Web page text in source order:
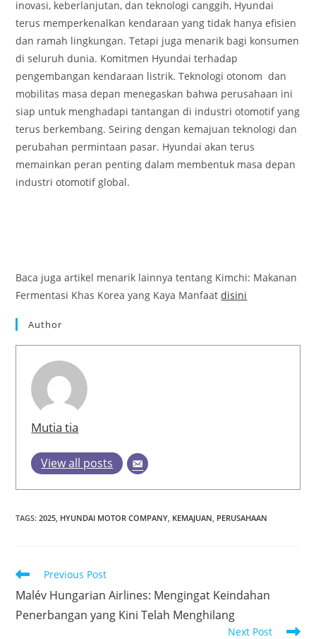
inovasi, keberlanjutan, dan teknologi canggih, Hyundai
terus memperkenalkan kendaraan yang tidak hanya efisien
dan ramah lingkungan. Tetapi juga menarik bagi konsumen
di seluruh dunia. Komitmen Hyundai terhadap
pengembangan kendaraan listrik. Teknologi otonom dan
mobilitas masa depan menegaskan bahwa perusahaan ini
siap untuk menghadapi tantangan di industri otomotif yang
terus berkembang. Seiring dengan kemajuan teknologi dan
perubahan permintaan pasar. Hyundai akan terus
memainkan peran penting dalam membentuk masa depan
industri otomotif global.
Baca juga artikel menarik lainnya tentang Kimchi: Makanan
Fermentasi Khas Korea yang Kaya Manfaatdisini
Author
Mutia tia
View all posts
TAGS:2025, HYUNDAI MOTOR COMPANY, KEMAJUAN, PERUSAHAAN
Read
more
articles
Previous Post
Malév Hungarian Airlines: Mengingat Keindahan
Penerbangan yang Kini Telah Menghilang
Next Post